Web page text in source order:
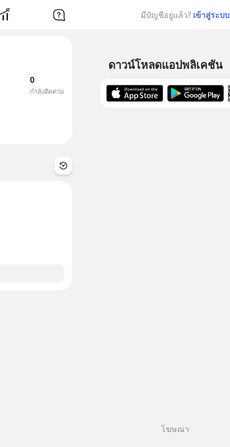
มีบัญชีอยู่แล้ว? เข้าสู่ระบบ
0
กำลังติดตาม
ดาวน์โหลดแอปพลิเคชัน
โฆษณา